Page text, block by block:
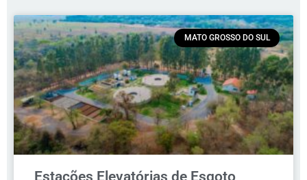
MATO GROSSO DO SUL
Estações Elevatórias de Esgoto